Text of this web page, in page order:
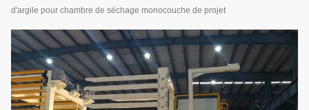
d'argile pour chambre de séchage monocouche de projet